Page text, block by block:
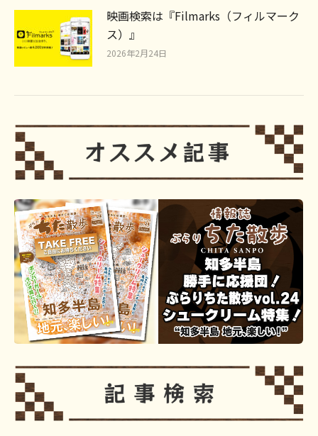
映画検索は『Filmarks（フィルマーク
ス）』
2026年2月24日